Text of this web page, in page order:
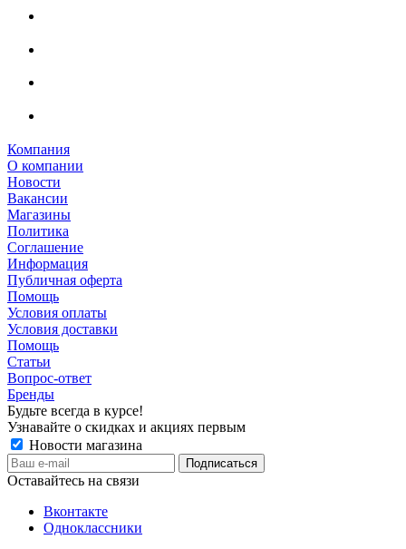
Компания
О компании
Новости
Вакансии
Магазины
Политика
Соглашение
Информация
Публичная оферта
Помощь
Условия оплаты
Условия доставки
Помощь
Статьи
Вопрос-ответ
Бренды
Будьте всегда в курсе!
Узнавайте о скидках и акциях первым
Новости магазина
Оставайтесь на связи
Вконтакте
Одноклассники